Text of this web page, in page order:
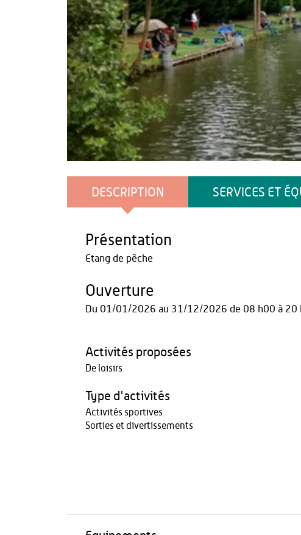
DESCRIPTION SERVICES ET
Présentation
Etang de pêche
Ouverture
Du 01/01/2026 au 31/12/2026 de 08 h00 à 20
Activités proposées
De loisirs
Type d'activités
Activités sportives
Sorties et divertissements